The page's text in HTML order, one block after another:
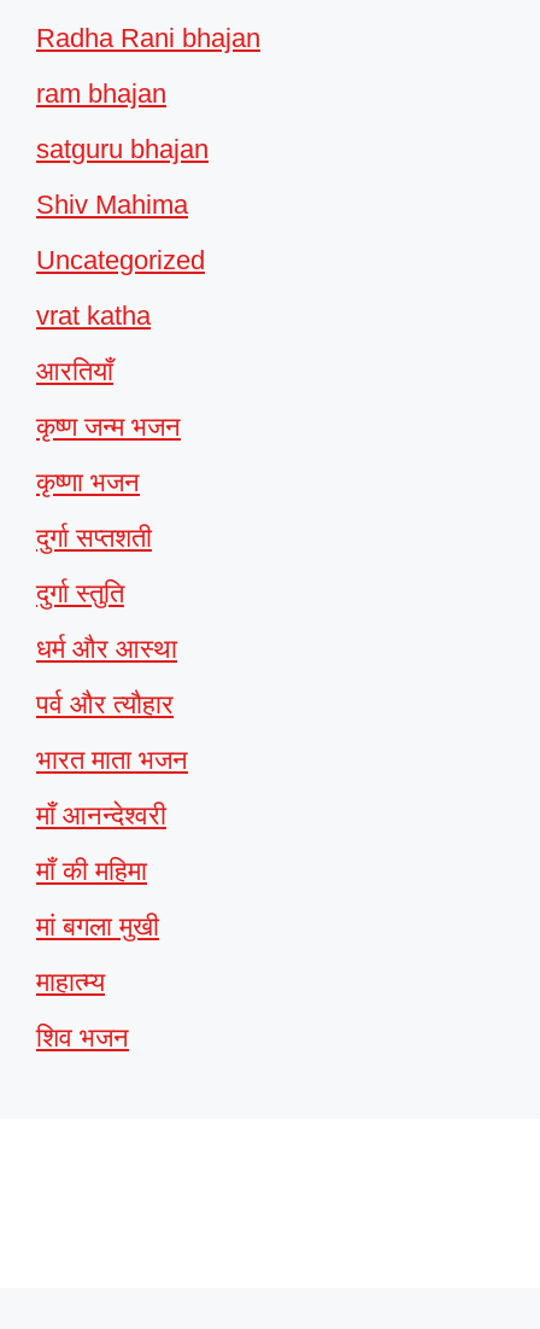
Radha Rani bhajan
ram bhajan
satguru bhajan
Shiv Mahima
Uncategorized
vrat katha
आरतियाँ
कृष्ण जन्म भजन
कृष्णा भजन
दुर्गा सप्तशती
दुर्गा स्तुति
धर्म और आस्था
पर्व और त्यौहार
भारत माता भजन
माँ आनन्देश्वरी
माँ की महिमा
मां बगला मुखी
माहात्म्य
शिव भजन